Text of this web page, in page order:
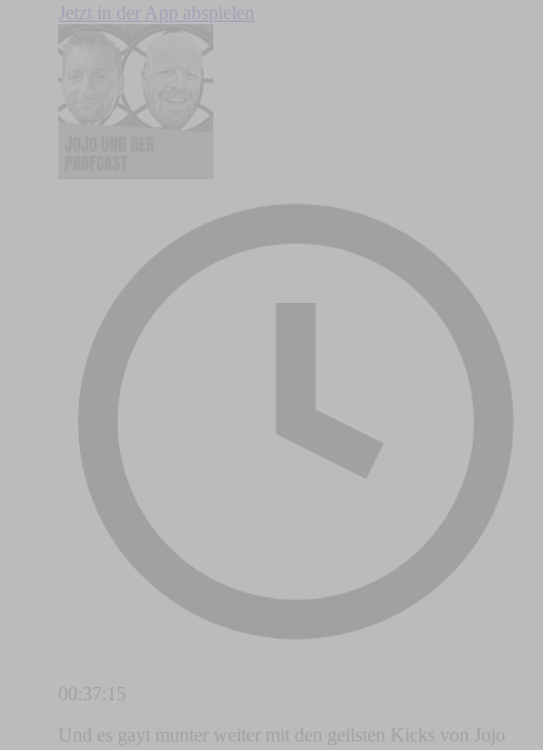
Jetzt in der App abspielen
00:37:15
Und es gayt munter weiter mit den geilsten Kicks von Jojo